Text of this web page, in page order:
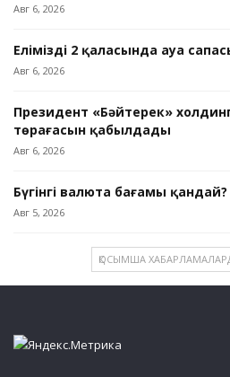
Авг 6, 2026
Еліміздің 2 қаласында ауа
Авг 6, 2026
Президент «Бәйтерек»
төрағасын қабылдады
Авг 6, 2026
Бүгінгі валюта бағамы қандай?
Авг 5, 2026
ҚОСЫМША